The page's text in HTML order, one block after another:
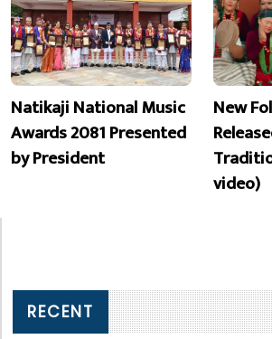
Natikaji National Music
Awards 2081 Presented
by President
New
video)
RECENT